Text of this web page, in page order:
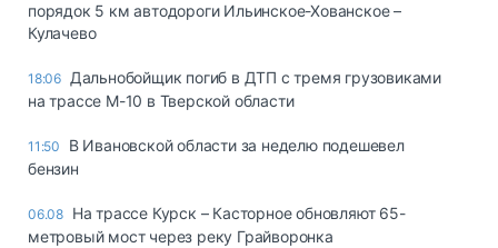
порядок 5 км автодороги Ильинское-Хованское –
Кулачево
18:06 Дальнобойщик погиб в ДТП с тремя грузовиками
на трассе М-10 в Тверской области
11:50
В Ивановской области за неделю подешевел
бензин
06.08 На трассе Курск – Касторное обновляют 65-
метровый мост через реку Грайворонка